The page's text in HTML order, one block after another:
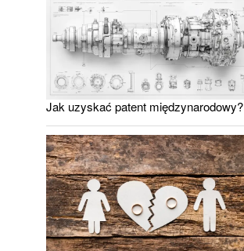
Jak uzyskać patent międzynarodowy?